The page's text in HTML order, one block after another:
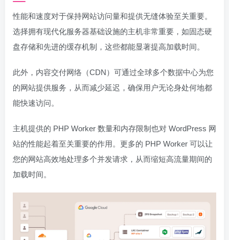
性能和速度对于保持网站访问量和提供无缝体验至关重要。
选择拥有现代化服务器基础设施的主机非常重要，如固态硬
盘存储和先进的缓存机制，这些都能显著提高加载时间。
此外，内容交付网络（CDN）可通过全球多个数据中心为您
的网站提供服务，从而减少延迟，确保用户无论身处何地都
能快速访问。
主机提供的 PHP Worker 数量和内存限制也对 WordPress 网
站的性能起着至关重要的作用。更多的 PHP Worker 可以让
您的网站高效地处理多个并发请求，从而缩短高流量期间的
加载时间。